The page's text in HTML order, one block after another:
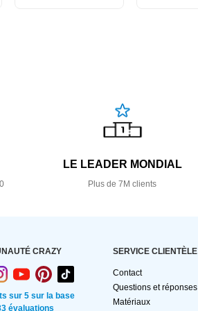
LE LEADER MONDIAL
Plus de 7M clients
CRAZY
sur 5 sur la base
évaluations
SERVICE CLIENTÈLE
Contact
Questions et réponses
Matériaux